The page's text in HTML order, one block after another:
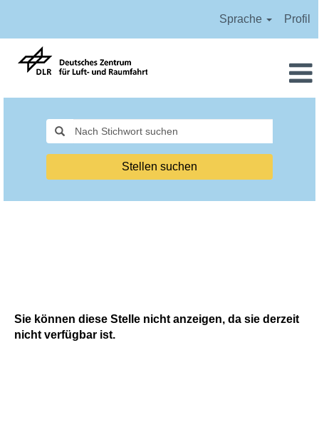
Sprache Profil
Stellen suchen
Sie können diese Stelle nicht anzeigen, da sie derzeit
nicht verfügbar ist.